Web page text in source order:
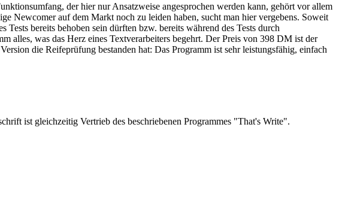
der hier nur Ansatzweise angesprochen werden kann, gehört vor allem
Newcomer auf dem Markt noch zu leiden haben, sucht man hier vergebens. Soweit
bereits behoben sein dürften bzw. bereits während des Tests durch
was das Herz eines Textverarbeiters begehrt. Der Preis von 398 DM ist der
die Reifeprüfung bestanden hat: Das Programm ist sehr leistungsfähig, einfach
ist gleichzeitig Vertrieb des beschriebenen Programmes "That's Write".